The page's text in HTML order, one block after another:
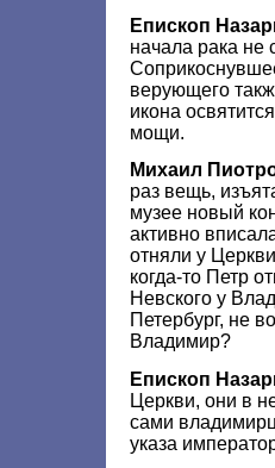
Епископ
начала рака не
верующего
икона
мощи.
Михаил
раз вещь,
музее новый
активно
отняли у
когда-то Петр
Невского у
Петербург, не
Владимир?
Епископ
Церкви, они в
сами
указа